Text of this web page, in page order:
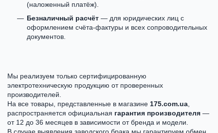
(наложенный платёж).
Безналичный расчёт — для юридических лиц с
оформлением счёта-фактуры и всех сопроводительных
документов.
Мы реализуем только сертифицированную
электротехническую продукцию от проверенных
производителей.
На все товары, представленные в магазине 175.com.ua
распространяется официальная гарантия производителя —
от 12 до 36 месяцев в зависимости от бренда и модели.
В случае выявления заводского брака мы гарантируем обмен